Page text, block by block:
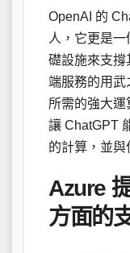
OpenAI 的
人，它更是
礎設施來支撐
端服務的用武
所需的強大運
讓 ChatGPT
的計算，並與
Azure
方面的